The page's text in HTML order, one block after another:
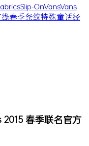
Slip-OnVansVans
春季条纹特殊童话经
2015 春季联名官方